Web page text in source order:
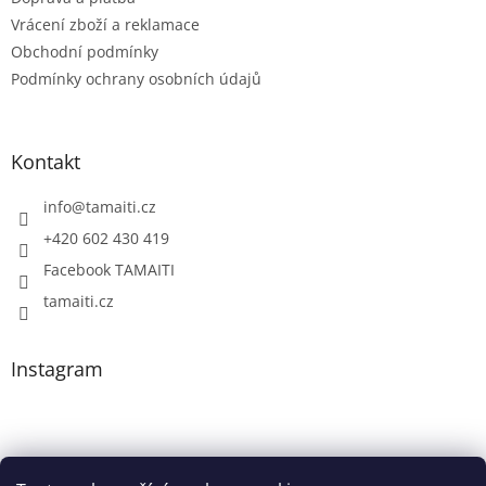
Vrácení zboží a reklamace
Obchodní podmínky
Podmínky ochrany osobních údajů
Kontakt
info@tamaiti.cz
+420 602 430 419
Facebook TAMAITI
tamaiti.cz
Instagram